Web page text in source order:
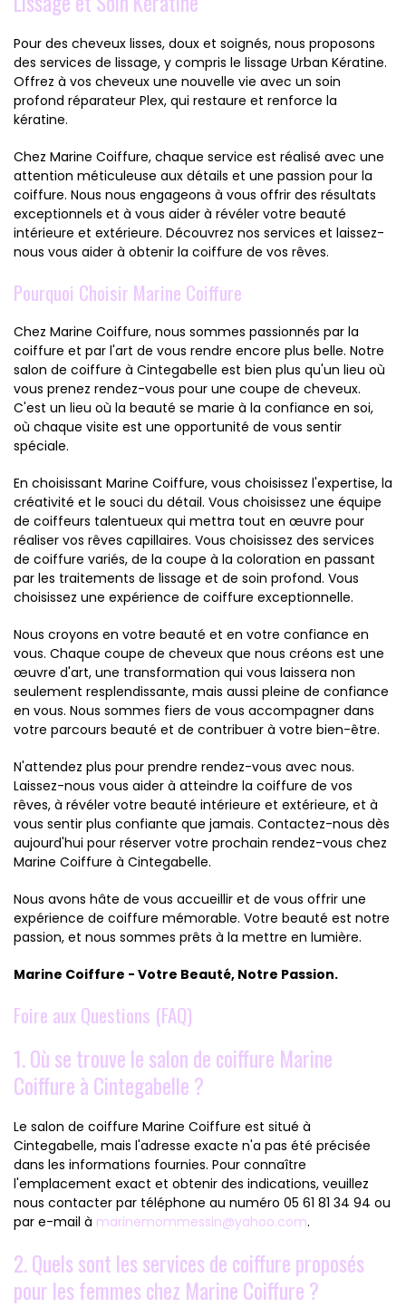
Pour des cheveux lisses, doux et soignés, nous proposons
des services de lissage, y compris le lissage Urban Kératine.
Offrez à vos cheveux une nouvelle vie avec un soin
profond réparateur Plex, qui restaure et renforce la
kératine.
Chez Marine Coiffure, chaque service est réalisé avec une
attention méticuleuse aux détails et une passion pour la
coiffure. Nous nous engageons à vous offrir des résultats
exceptionnels et à vous aider à révéler votre beauté
intérieure et extérieure. Découvrez nos services et laissez-
nous vous aider à obtenir la coiffure de vos rêves.
Pourquoi Choisir Marine Coiffure
Chez Marine Coiffure, nous sommes passionnés par la
coiffure et par l'art de vous rendre encore plus belle. Notre
salon de coiffure à Cintegabelle est bien plus qu'un lieu où
vous prenez rendez-vous pour une coupe de cheveux.
C'est un lieu où la beauté se marie à la confiance en soi,
où chaque visite est une opportunité de vous sentir
spéciale.
En choisissant Marine Coiffure, vous choisissez l'expertise, la
créativité et le souci du détail. Vous choisissez une équipe
de coiffeurs talentueux qui mettra tout en œuvre pour
réaliser vos rêves capillaires. Vous choisissez des services
de coiffure variés, de la coupe à la coloration en passant
par les traitements de lissage et de soin profond. Vous
choisissez une expérience de coiffure exceptionnelle.
Nous croyons en votre beauté et en votre confiance en
vous. Chaque coupe de cheveux que nous créons est une
œuvre d'art, une transformation qui vous laissera non
seulement resplendissante, mais aussi pleine de confiance
en vous. Nous sommes fiers de vous accompagner dans
votre parcours beauté et de contribuer à votre bien-être.
N'attendez plus pour prendre rendez-vous avec nous.
Laissez-nous vous aider à atteindre la coiffure de vos
rêves, à révéler votre beauté intérieure et extérieure, et à
vous sentir plus confiante que jamais. Contactez-nous dès
aujourd'hui pour réserver votre prochain rendez-vous chez
Marine Coiffure à Cintegabelle.
Nous avons hâte de vous accueillir et de vous offrir une
expérience de coiffure mémorable. Votre beauté est notre
passion, et nous sommes prêts à la mettre en lumière.
Marine Coiffure - Votre Beauté, Notre Passion.
Foire aux Questions (FAQ)
1. Où se trouve le salon de coiffure Marine
Coiffure à Cintegabelle ?
Le salon de coiffure Marine Coiffure est situé à
Cintegabelle, mais l'adresse exacte n'a pas été précisée
dans les informations fournies. Pour connaître
l'emplacement exact et obtenir des indications, veuillez
nous contacter par téléphone au numéro 05 61 81 34 94 ou
par e-mail à marinemommessin@yahoo.com.
2. Quels sont les services de coiffure proposés
pour les femmes chez Marine Coiffure ?